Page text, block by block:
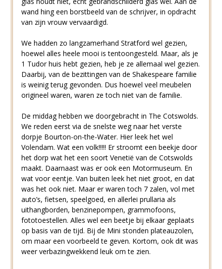
wand hing een borstbeeld van de schrijver, in opdracht
van zijn vrouw vervaardigd.
We hadden zo langzamerhand Stratford wel gezien,
hoewel alles heele mooi is tentoongesteld. Maar, als je
1 Tudor huis hebt gezien, heb je ze allemaal wel gezien.
Daarbij, van de bezittingen van de Shakespeare familie
is weinig terug gevonden. Dus hoewel veel meubelen
origineel waren, waren ze toch niet van de familie.
De middag hebben we doorgebracht in The Cotswolds.
We reden eerst via de snelste weg naar het verste
dorpje Bourton-on-the-Water. Hier leek het wel
Volendam. Wat een volk!!!!! Er stroomt een beekje door
het dorp wat het een soort Venetië van de Cotswolds
maakt. Daarnaast was er ook een Motormuseum. En
wat voor eentje. Van buiten leek het niet groot, en dat
was het ook niet. Maar er waren toch 7 zalen, vol met
auto’s, fietsen, speelgoed, en allerlei prullaria als
uithangborden, benzinepompen, grammofoons,
fototoestellen. Alles wel een beetje bij elkaar geplaats
op basis van de tijd. Bij de Mini stonden plateauzolen,
om maar een voorbeeld te geven. Kortom, ook dit was
weer verbazingwekkend leuk om te zien.